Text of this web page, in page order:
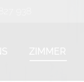
ZIMMER
ZIMMER